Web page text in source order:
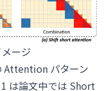
ージ
パターン
は論文中では Short